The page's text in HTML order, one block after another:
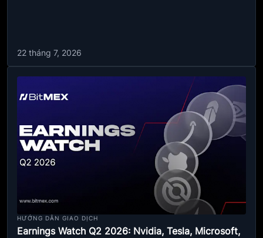
22 tháng 7, 2026
HƯỚNG DẪN GIAO DỊCH
Earnings Watch Q2 2026: Nvidia, Tesla, Microsoft,